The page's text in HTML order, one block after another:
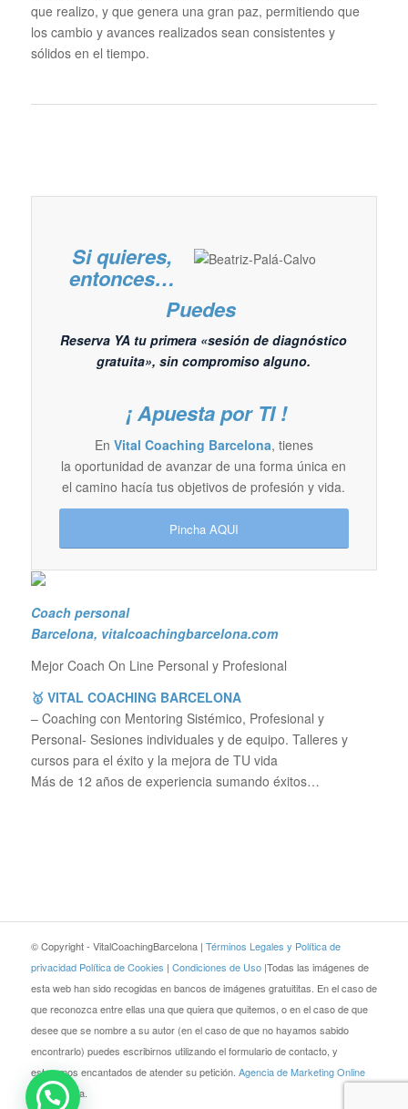
que realizo, y que genera una gran paz, permitiendo que
los cambio y avances realizados sean consistentes y
sólidos en el tiempo.
Si quieres,
entonces…
Puedes
Reserva YA tu primera «sesión de diagnóstico
gratuita», sin compromiso alguno.
¡ Apuesta por TI !
En Vital Coaching Barcelona, tienes
la oportunidad de avanzar de una forma única en
el camino hacía tus objetivos de profesión y vida.
Pincha AQUI
Coach personal
Barcelona, vitalcoachingbarcelona.com
Mejor Coach On Line Personal y Profesional
🥇 VITAL COACHING BARCELONA
– Coaching con Mentoring Sistémico, Profesional y
Personal- Sesiones individuales y de equipo. Talleres y
cursos para el éxito y la mejora de TU vida
Más de 12 años de experiencia sumando éxitos…
© Copyright - VitalCoachingBarcelona | Términos Legales y Política de
privacidad Política de Cookies | Condiciones de Uso |Todas las imágenes de
esta web han sido recogidas en bancos de imágenes gratuititas. En el caso de
que reconozca entre ellas una que quiera que quitemos, o en el caso de que
desee que se nombre a su autor (en el caso de que no hayamos sabido
encontrarlo) puedes escribirnos utilizando el formulario de contacto, y
estaremos encantados de atender su petición. Agencia de Marketing Online
JEZZ Media.